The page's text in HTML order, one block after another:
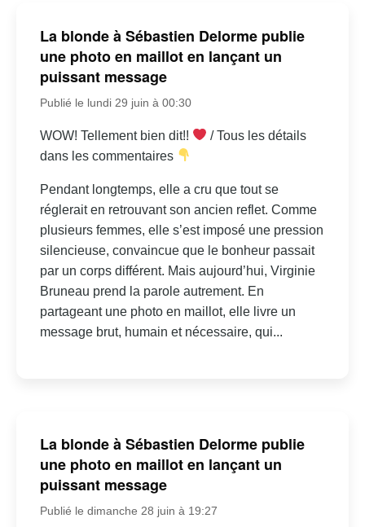
La blonde à Sébastien Delorme publie
une photo en maillot en lançant un
puissant message
Publié le lundi 29 juin à 00:30
WOW! Tellement bien dit!!
/ Tous les détails
dans les commentaires
Pendant longtemps, elle a cru que tout se
réglerait en retrouvant son ancien reflet. Comme
plusieurs femmes, elle s’est imposé une pression
silencieuse, convaincue que le bonheur passait
par un corps différent. Mais aujourd’hui, Virginie
Bruneau prend la parole autrement. En
partageant une photo en maillot, elle livre un
message brut, humain et nécessaire, qui...
La blonde à Sébastien Delorme publie
une photo en maillot en lançant un
puissant message
Publié le dimanche 28 juin à 19:27